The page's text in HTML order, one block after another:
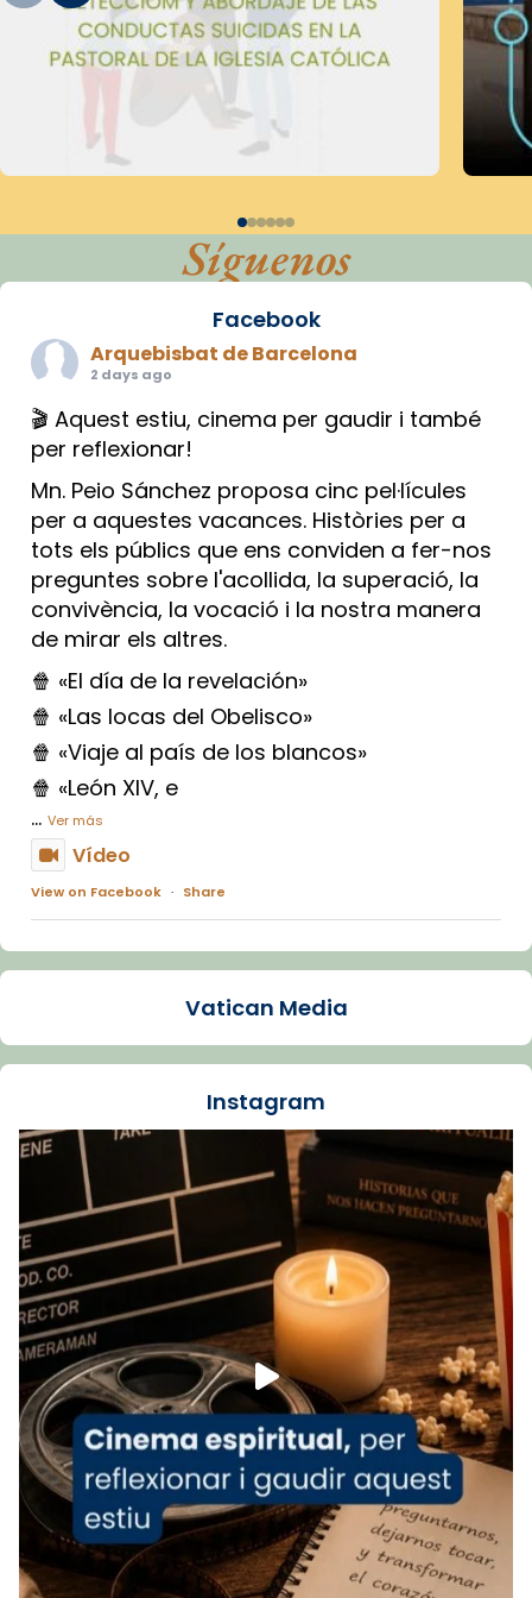
Síguenos
Facebook
Arquebisbat de Barcelona
2 days ago
🎬 Aquest estiu, cinema per gaudir i també
per reflexionar!
Mn. Peio Sánchez proposa cinc pel·lícules
per a aquestes vacances. Històries per a
tots els públics que ens conviden a fer-nos
preguntes sobre l'acollida, la superació, la
convivència, la vocació i la nostra manera
de mirar els altres.
🍿 «El día de la revelación»
🍿 «Las locas del Obelisco»
🍿 «Viaje al país de los blancos»
🍿 «León XIV, e
... Ver más
Vídeo
View on Facebook · Share
Arquebisbat de Barcelona
La Carmina va patir depressió. Fa gairebé
dos mesos, a l'Estadi Lluís Companys, la
Recupera l'entrevista comp
Vatican
tican News 👇
www.vaticannews.va/es/iglesia/news/2026-
07/carmina-historia-depresion-papa-viaje-
espana-testimoni...
Foto
View on Facebook · Share
Arquebisbat de Barcelona
1 week ago
«Avui les santes Juliana i Semproniana ens
ajuden a alçar la mirada»
Mons. Sergi Gordo, bisbe de Tortosa, ha
Vatican Media
Instagram